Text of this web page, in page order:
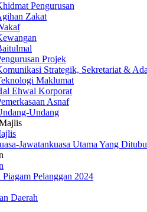
Pengurusan
Zakat
Projek
Strategik, Sekretariat &
Maklumat
Ehwal Korporat
Asnaf
Undang
Jawatankuasa Utama Yang
Piagam Pelanggan 2024
Daerah